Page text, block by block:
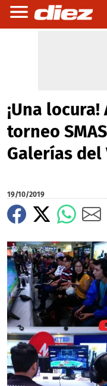
¡Una
torneo
Galerías del
19/10/2019